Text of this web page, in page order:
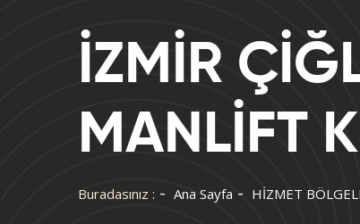
İZMİR
MANLİFT
Buradasınız : Ana Sayfa HİZMET